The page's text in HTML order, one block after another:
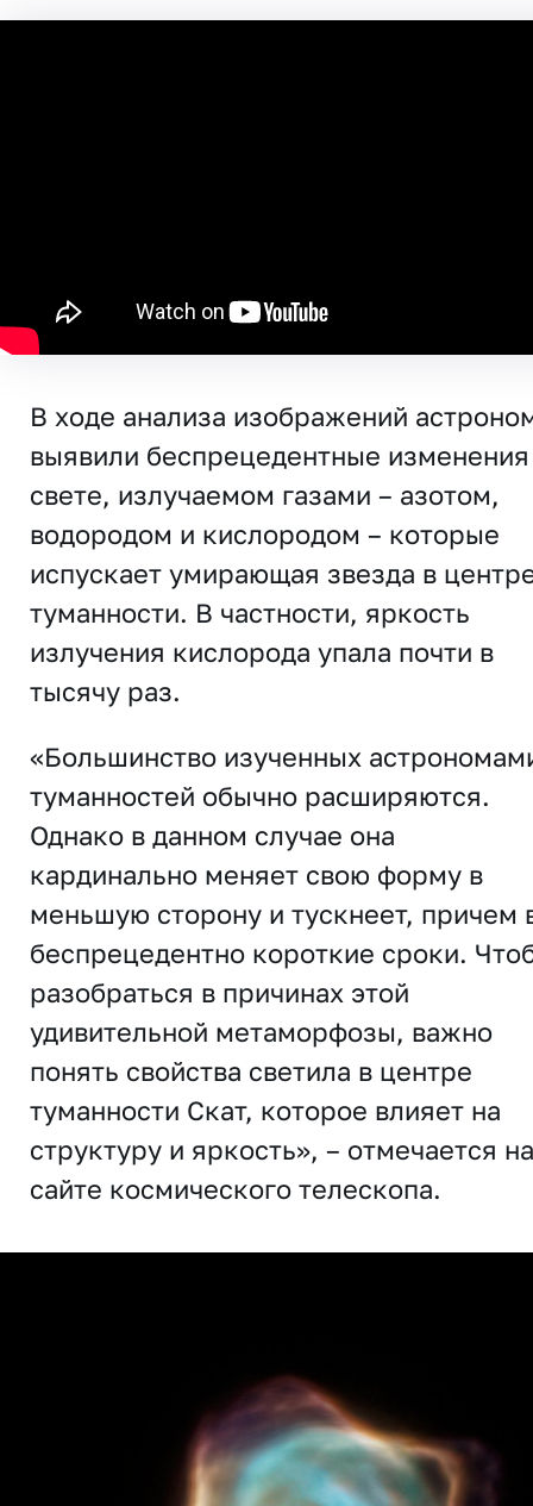
В ходе анализа изображений
выявили беспрецедентные
свете, излучаемом газами – азотом,
водородом и кислородом – которые
испускает умирающая звезда в
туманности. В частности, яркость
излучения кислорода упала почти в
тысячу раз.
«Большинство изученных
туманностей обычно расширяются.
Однако в данном случае она
кардинально меняет свою форму в
меньшую сторону и тускнеет, причем
беспрецедентно короткие сроки.
разобраться в причинах этой
удивительной метаморфозы, важно
понять свойства светила в центре
туманности Скат, которое влияет на
структуру и яркость», – отмечается на
сайте космического телескопа.